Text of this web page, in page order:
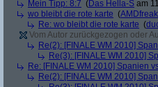
Mein Tipp: 8:7 (Das Hella-S am
wo bleibt die rote karte (AMDfreak
Re: wo bleibt die rote karte (
Vom Autor zurückgezogen oder
Re(2): [FINALE WM 2010]
Re(3): [FINALE WM 2010]
Re: [FINALE WM 2010] Spanien
Re(2): [FINALE WM 2010]